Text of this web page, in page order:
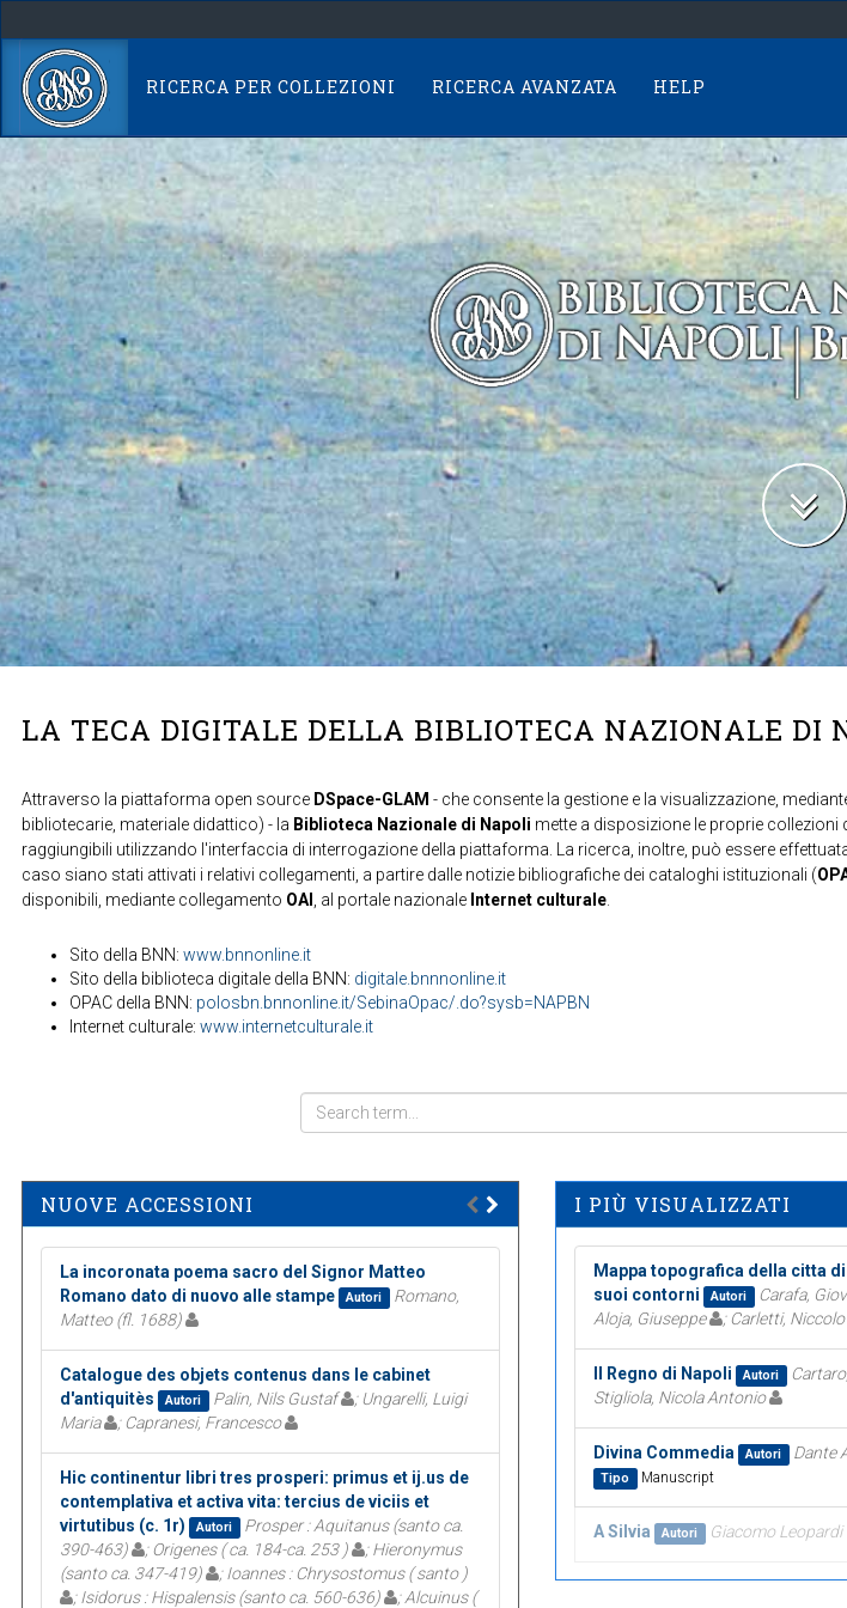
navigation
RICERCA PER COLLEZIONI RICERCA AVANZATA HELP
LA TECA DIGITALE DELLA BIBLIOTECA NAZIONALE DI
Attraverso la piattaforma open source DSpace-GLAM - che consente la gestione e la visualizzazione,
bibliotecarie, materiale didattico) - la Biblioteca Nazionale di Napoli mette a disposizione le proprie
raggiungibili utilizzando l'interfaccia di interrogazione della piattaforma. La ricerca, inoltre, può essere
caso siano stati attivati i relativi collegamenti, a partire dalle notizie bibliografiche dei cataloghi istituzionali (
disponibili, mediante collegamento OAI , al portale nazionale Internet culturale.
Sito della BNN: www.bnnonline.it
Sito della biblioteca digitale della BNN: digitale.bnnnonline.it
OPAC della BNN: polosbn.bnnonline.it/SebinaOpac/.do?sysb=NAPBN
Internet culturale: www.internetculturale.it
NUOVE ACCESSIONI
La incoronata poema sacro del Signor Matteo
Romano dato di nuovo alle stampe
Autori
Romano,
Matteo (fl. 1688)
Catalogue des objets contenus dans le cabinet
d'antiquitès
Autori Palin, Nils Gustaf
; Ungarelli, Luigi
Maria
; Capranesi, Francesco
Hic continentur libri tres prosperi: primus et ij.us de
contemplativa et activa vita: tercius de viciis et
virtutibus (c. 1r)
Autori
Prosper : Aquitanus (santo ca.
390-463)
; Origenes ( ca. 184-ca. 253 )
; Hieronymus
(santo ca. 347-419)
; Ioannes : Chrysostomus ( santo )
; Isidorus : Hispalensis (santo ca. 560-636)
; Alcuinus (
I PIÙ VISUALIZZATI
Mappa topografica della citta
suoi contorni
Autori Carafa,
Aloja, Giuseppe
; Carletti, Niccolo
Il Regno di Napoli Autori
Stigliola, Nicola Antonio
Divina Commedia Autori Dante
Tipo Manuscript
A Silvia Autori Giacomo Leopardi